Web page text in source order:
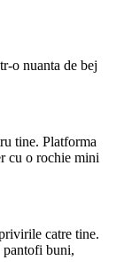
o nuanta de bej
tine. Platforma
cu o rochie mini
catre tine.
pantofi buni,